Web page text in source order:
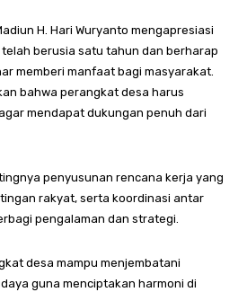
H. Hari Wuryanto mengapresiasi
berusia satu tahun dan berharap
memberi manfaat bagi masyarakat.
bahwa perangkat desa harus
mendapat dukungan penuh dari
penyusunan rencana kerja yang
rakyat, serta koordinasi antar
pengalaman dan strategi.
desa mampu menjembatani
guna menciptakan harmoni di